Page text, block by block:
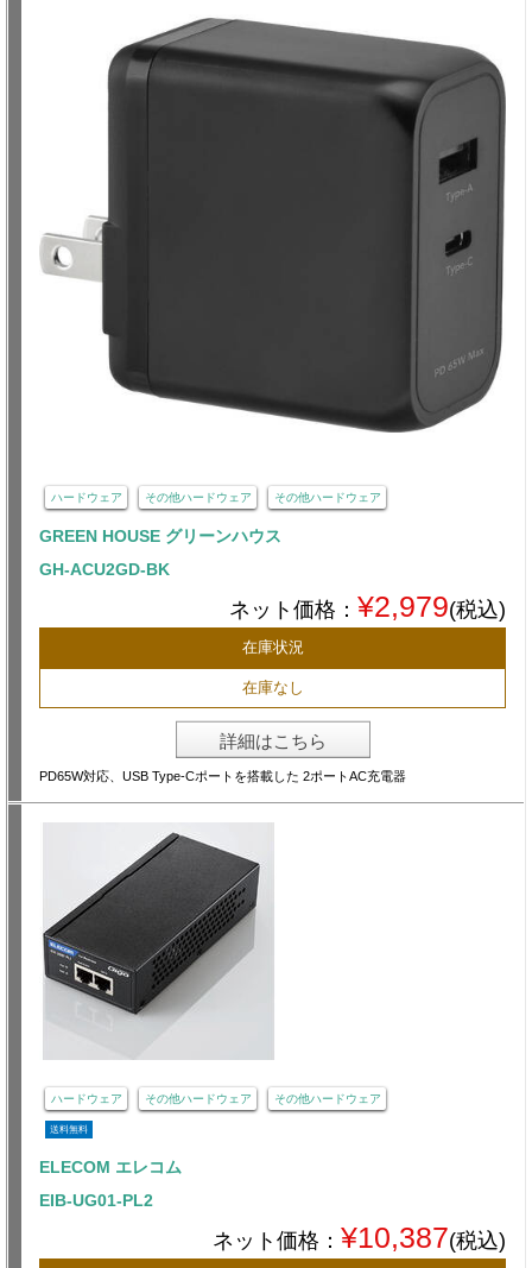
ハードウェア その他ハードウェア その他ハードウェア
GREEN HOUSE グリーンハウス
GH-ACU2GD-BK
ネット価格： ¥2,979(税込)
在庫状況
在庫なし
詳細はこちら
PD65W対応、USB Type-Cポートを搭載した 2ポートAC充電器
ハードウェア その他ハードウェア その他ハードウェア
送料無料
ELECOM エレコム
EIB-UG01-PL2
ネット価格： ¥10,387(税込)